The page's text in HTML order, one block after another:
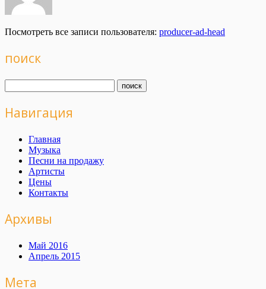
Посмотреть все записи пользователя: producer-ad-head
поиск
Навигация
Главная
Музыка
Песни на продажу
Артисты
Цены
Контакты
Архивы
Май 2016
Апрель 2015
Мета